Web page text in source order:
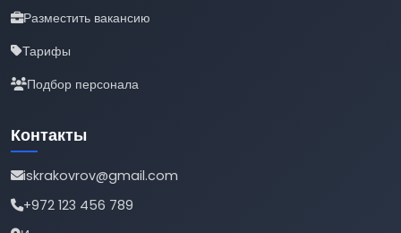
Разместить вакансию
Тарифы
Подбор персонала
Контакты
iskrakovrov@gmail.com
+972 123 456 789